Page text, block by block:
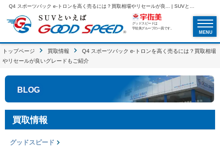
グッドスピードは
宇佐美グループの一員です。
MENU
トップページ 買取情報
Q4 スポーツバック e-トロンを高く売るには？買取相場
やリセールが良いグレードもご紹介
BLOG
買取情報
グッドスピード